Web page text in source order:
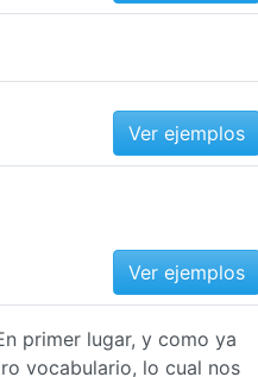
Ver ejemplos
Ver ejemplos
primer lugar, y como ya
vocabulario, lo cual nos